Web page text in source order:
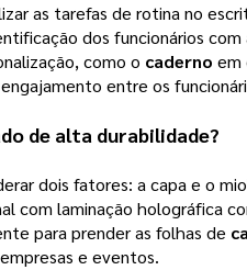
as tarefas de rotina no
dos funcionários
como o caderno em
entre os
de alta durabilidade?
dois fatores: a capa e o
com laminação holográfica
para prender as folhas de
e eventos.